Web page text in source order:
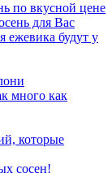
по вкусной цене
для Вас
будут у
много как
которые
сосен!